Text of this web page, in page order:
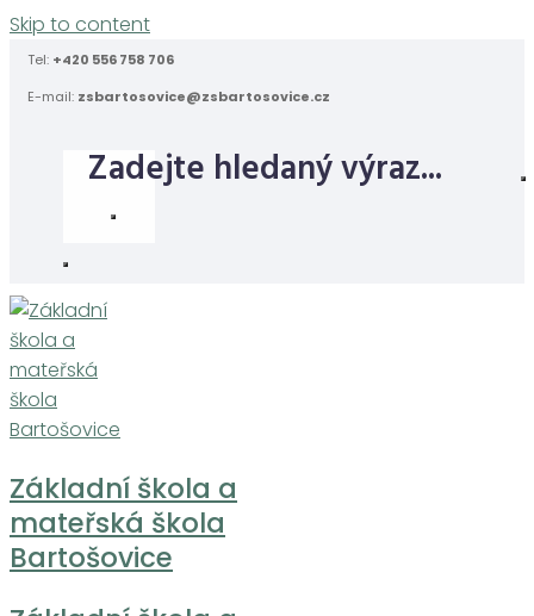
Skip to content
Tel: +420 556 758 706
E-mail: zsbartosovice@zsbartosovice.cz
Základní škola a
mateřská škola
Bartošovice